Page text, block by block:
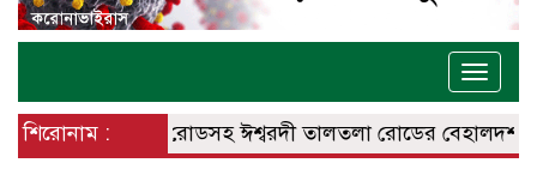
Toggle
শিরোনাম :
– বানেশ্বর রোডসহ ঈশ্বরদী তালতলা রোডের বেহালদশা